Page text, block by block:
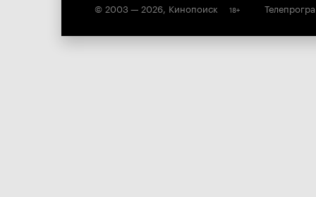
© 2003 — 2026, Кинопоиск 18+